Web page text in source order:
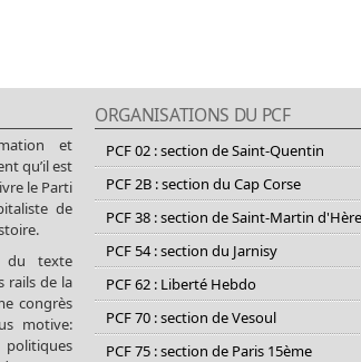
et
qu’il est
le Parti
de
du texte
rails de la
congrès
motive:
ORGANISATIONS DU PCF
PCF 02 : section de Saint-Quentin
PCF 2B : section du Cap Corse
PCF 38 : section de Saint-Martin
PCF 54 : section du Jarnisy
PCF 62 : Liberté Hebdo
PCF 70 : section de Vesoul
PCF 75 : section de Paris 15ème